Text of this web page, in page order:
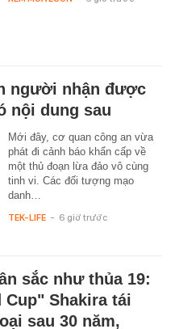
người nhận được
nội dung sau
Mới đây, cơ quan công an vừa
phát đi cảnh báo khẩn cấp về
một thủ đoạn lừa đảo vô cùng
tinh vi. Các đối tượng mạo
danh…
TEK-LIFE - 6 giờ trước
sắc như thủa 19:
Cup" Shakira tái
sau 30 năm,